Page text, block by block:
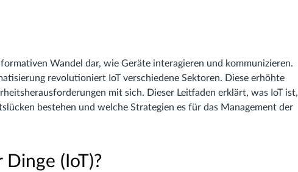
Wandel dar, wie Geräte interagieren und kommunizieren.
revolutioniert IoT verschiedene Sektoren. Diese erhöhte
mit sich. Dieser Leitfaden erklärt, was IoT ist,
bestehen und welche Strategien es für das Management der
(IoT)?